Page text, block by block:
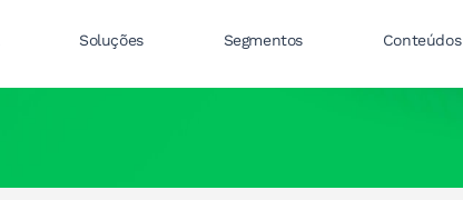
Soluções Segmentos Conteúdos